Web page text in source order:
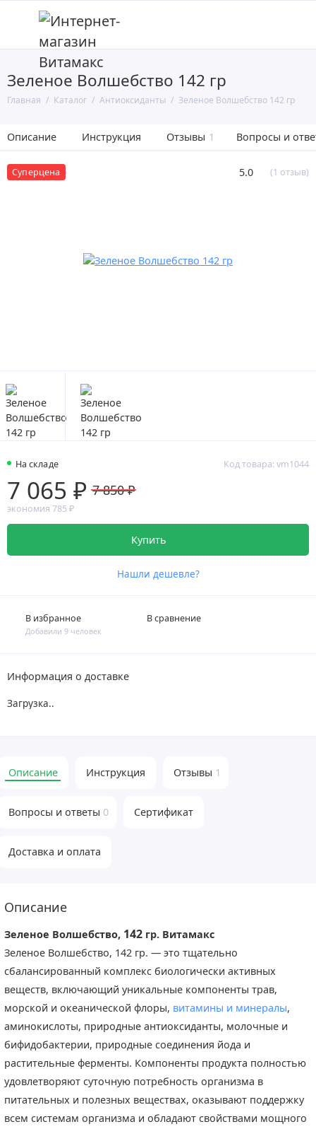
Зеленое Волшебство 142 гр
Главная Каталог Антиоксиданты Зеленое Волшебство 142 гр
Описание Инструкция Отзывы 1 Вопросы и
Суперцена 5.0 (1 отзыв)
На складе Код товара: vm1044
7 065 ₽ 7 850 ₽
экономия 785 ₽
Купить
Нашли дешевле?
В избранное
Добавили 9 человек
В сравнение
Информация о доставке
Загрузка...
Описание Инструкция Отзывы 1
Вопросы и ответы 0 Сертификат
Доставка и оплата
Описание
Зеленое Волшебство, 142 гр. Витамакс
Зеленое Волшебство, 142 гр. — это тщательно
сбалансированный комплекс биологически активных
веществ, включающий уникальные компоненты трав,
морской и океанической флоры, витамины и минералы,
аминокислоты, природные антиоксиданты, молочные и
бифидобактерии, природные соединения йода и
растительные ферменты. Компоненты продукта полностью
удовлетворяют суточную потребность организма в
питательных и полезных веществах, оказывают поддержку
всем системам организма и обладают свойствами мощного